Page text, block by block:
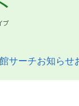
サーチお知らせ